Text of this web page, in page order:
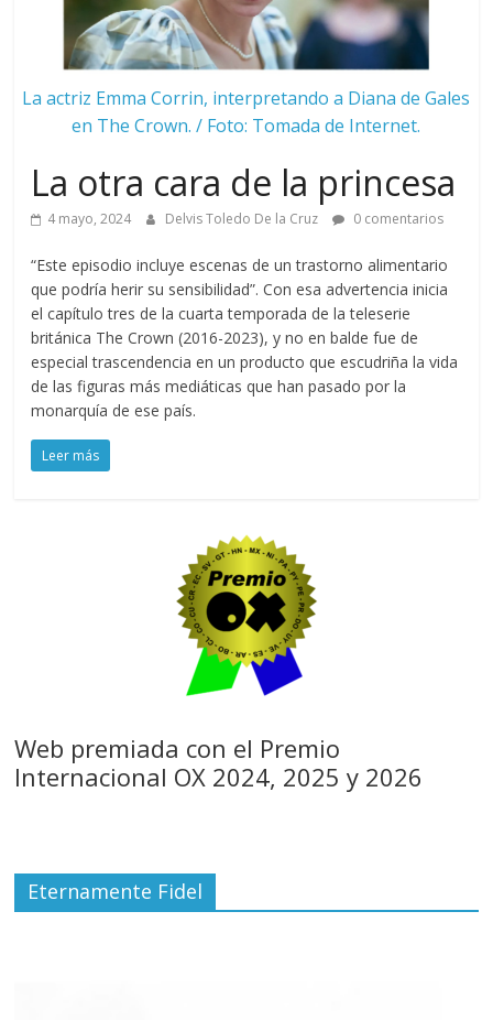
La actriz Emma Corrin, interpretando a Diana de Gales
en The Crown. / Foto: Tomada de Internet.
La otra cara de la princesa
4 mayo, 2024 Delvis Toledo De la Cruz 0 comentarios
“Este episodio incluye escenas de un trastorno alimentario
que podría herir su sensibilidad”. Con esa advertencia inicia
el capítulo tres de la cuarta temporada de la teleserie
británica The Crown (2016-2023), y no en balde fue de
especial trascendencia en un producto que escudriña la vida
de las figuras más mediáticas que han pasado por la
monarquía de ese país.
Leer más
Web premiada con el Premio
Internacional OX 2024, 2025 y 2026
Eternamente Fidel